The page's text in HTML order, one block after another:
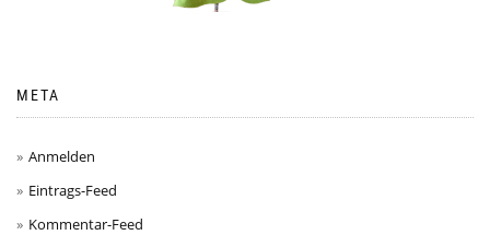
META
Anmelden
Eintrags-Feed
Kommentar-Feed